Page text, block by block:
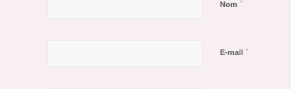
Nom *
E-mail *